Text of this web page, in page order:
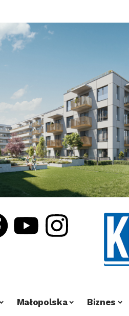
Małopolska Biznes